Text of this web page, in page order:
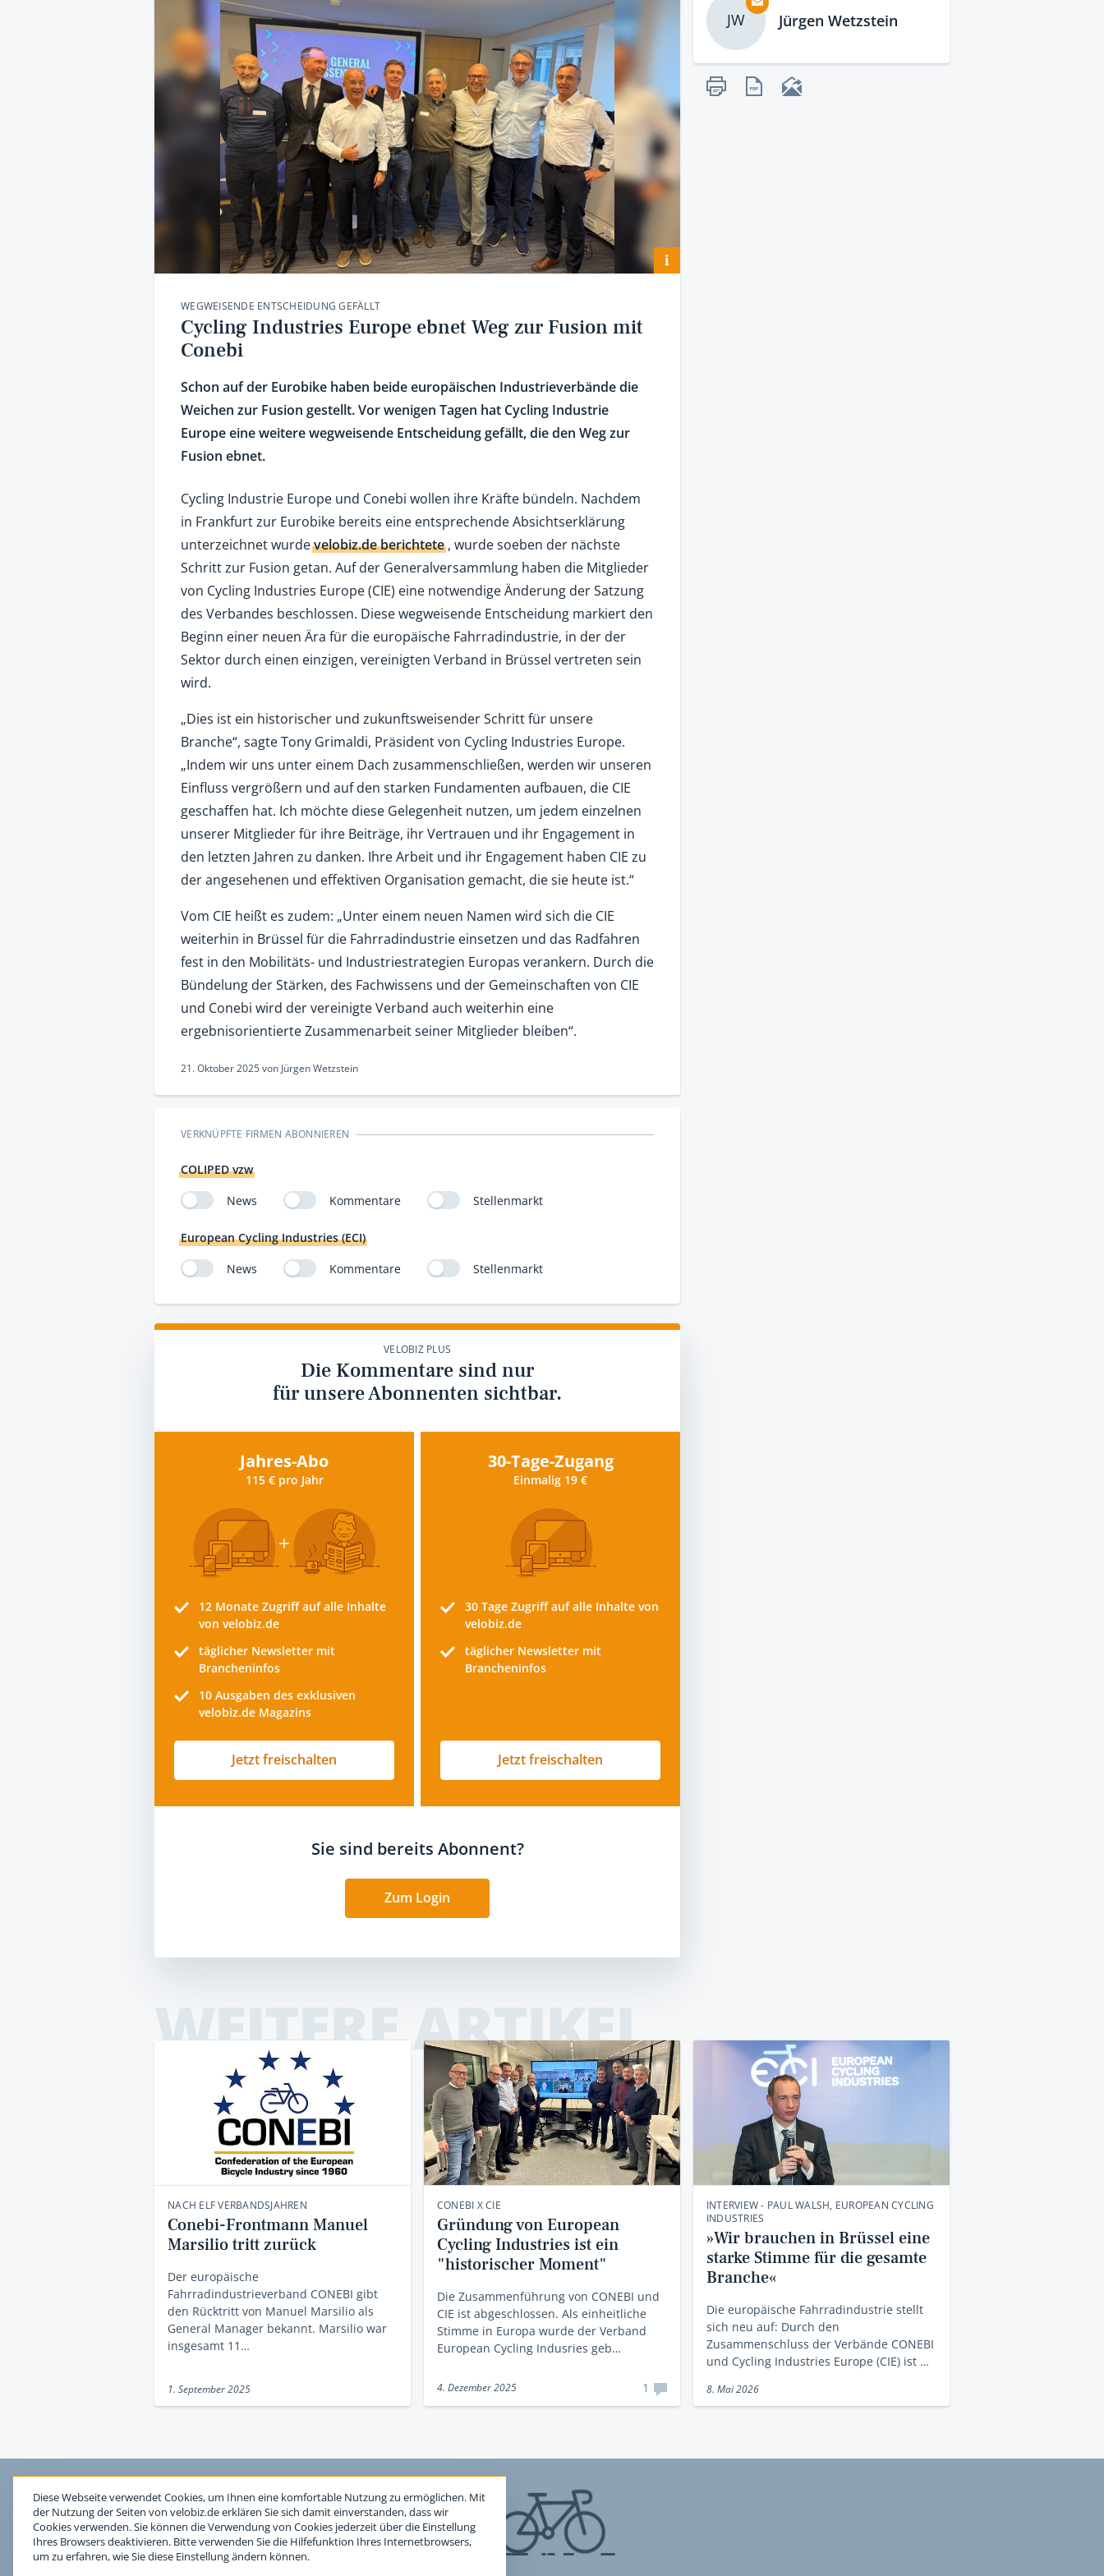
i
WEGWEISENDE ENTSCHEIDUNG GEFÄLLT
Cycling Industries Europe ebnet Weg zur Fusion mit
Conebi
Schon auf der Eurobike haben beide europäischen Industrieverbände die
Weichen zur Fusion gestellt. Vor wenigen Tagen hat Cycling Industrie
Europe eine weitere wegweisende Entscheidung gefällt, die den Weg zur
Fusion ebnet.
Cycling Industrie Europe und Conebi wollen ihre Kräfte bündeln. Nachdem
in Frankfurt zur Eurobike bereits eine entsprechende Absichtserklärung
unterzeichnet wurdevelobiz.de berichtete, wurde soeben der nächste
Schritt zur Fusion getan. Auf der Generalversammlung haben die Mitglieder
von Cycling Industries Europe (CIE) eine notwendige Änderung der Satzung
des Verbandes beschlossen. Diese wegweisende Entscheidung markiert den
Beginn einer neuen Ära für die europäische Fahrradindustrie, in der der
Sektor durch einen einzigen, vereinigten Verband in Brüssel vertreten sein
wird.
„Dies ist ein historischer und zukunftsweisender Schritt für unsere
Branche“, sagte Tony Grimaldi, Präsident von Cycling Industries Europe.
„Indem wir uns unter einem Dach zusammenschließen, werden wir unseren
Einfluss vergrößern und auf den starken Fundamenten aufbauen, die CIE
geschaffen hat. Ich möchte diese Gelegenheit nutzen, um jedem einzelnen
unserer Mitglieder für ihre Beiträge, ihr Vertrauen und ihr Engagement in
den letzten Jahren zu danken. Ihre Arbeit und ihr Engagement haben CIE zu
der angesehenen und effektiven Organisation gemacht, die sie heute ist.“
Vom CIE heißt es zudem: „Unter einem neuen Namen wird sich die CIE
weiterhin in Brüssel für die Fahrradindustrie einsetzen und das Radfahren
fest in den Mobilitäts- und Industriestrategien Europas verankern. Durch die
Bündelung der Stärken, des Fachwissens und der Gemeinschaften von CIE
und Conebi wird der vereinigte Verband auch weiterhin eine
ergebnisorientierte Zusammenarbeit seiner Mitglieder bleiben“.
21. Oktober 2025von Jürgen Wetzstein
VERKNÜPFTE FIRMEN ABONNIEREN
COLIPED vzw
News
Kommentare Stellenmarkt
European Cycling Industries (ECI)
News
Kommentare Stellenmarkt
VELOBIZ PLUS
Die Kommentare sind nur
für unsere Abonnenten sichtbar.
Jahres-Abo
115 € pro Jahr
12 Monate Zugriff auf alle Inhalte
von velobiz.de
täglicher Newsletter mit
Brancheninfos
10 Ausgaben des exklusiven
velobiz.de Magazins
Jetzt freischalten
30-Tage-Zugang
Einmalig 19 €
30 Tage Zugriff auf alle Inhalte von
velobiz.de
täglicher Newsletter mit
Brancheninfos
Jetzt freischalten
Sie sind bereits Abonnent?
Zum Login
JW Jürgen Wetzstein
WEITERE ARTIKEL
NACH ELF VERBANDSJAHREN
Conebi-Frontmann Manuel
Marsilio tritt zurück
Der europäische
Fahrradindustrieverband CONEBI gibt
den Rücktritt von Manuel Marsilio als
General Manager bekannt. Marsilio war
insgesamt 11…
1. September 2025
CONEBI X CIE
Gründung von European
Cycling Industries ist ein
"historischer Moment"
Die Zusammenführung von CONEBI und
CIE ist abgeschlossen. Als einheitliche
Stimme in Europa wurde der Verband
European Cycling Indusries geb…
4. Dezember 2025 1
INTERVIEW - PAUL WALSH, EUROPEAN CYCLING
INDUSTRIES
»Wir brauchen in Brüssel eine
starke Stimme für die gesamte
Branche«
Die europäische Fahrradindustrie stellt
sich neu auf: Durch den
Zusammenschluss der Verbände CONEBI
und Cycling Industries Europe (CIE) ist …
8. Mai 2026
Diese Webseite verwendet Cookies, um Ihnen eine komfortable Nutzung zu ermöglichen. Mit
der Nutzung der Seiten von velobiz.de erklären Sie sich damit einverstanden, dass wir
Cookies verwenden. Sie können die Verwendung von Cookies jederzeit über die Einstellung
Ihres Browsers deaktivieren. Bitte verwenden Sie die Hilfefunktion Ihres Internetbrowsers,
um zu erfahren, wie Sie diese Einstellung ändern können.